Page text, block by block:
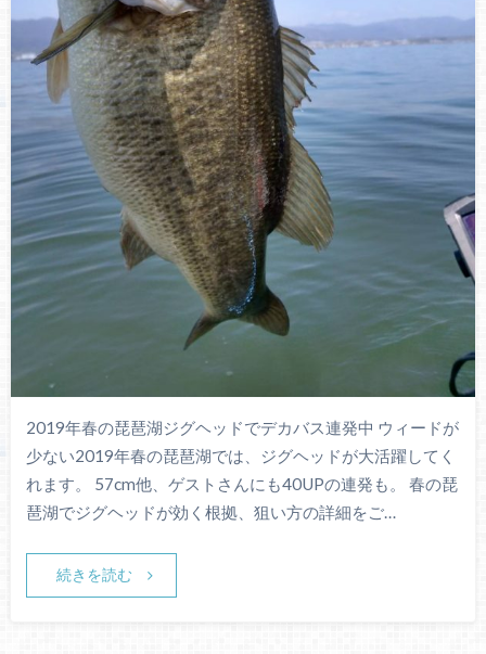
2019年春の琵琶湖ジグヘッドでデカバス連発中 ウィードが
少ない2019年春の琵琶湖では、ジグヘッドが大活躍してく
れます。 57cm他、ゲストさんにも40UPの連発も。 春の琵
琶湖でジグヘッドが効く根拠、狙い方の詳細をご…
続きを読む